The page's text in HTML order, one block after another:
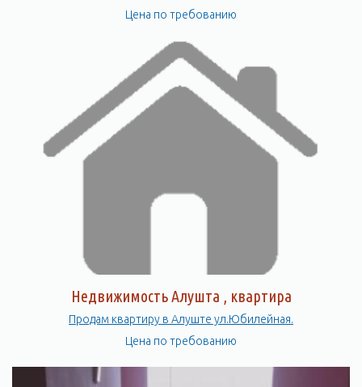
Цена по требованию
Недвижимость Алушта , квартира
Продам квартиру в Алуште ул.Юбилейная.
Цена по требованию